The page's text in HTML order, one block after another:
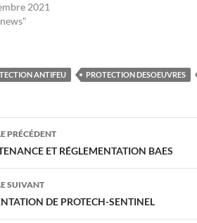
2021
ANTIFEU PROTECTION DESOEUVRES
PRÉCÉDENT
ET RÉGLEMENTATION BAES
SUIVANT
DE PROTECH-SENTINEL